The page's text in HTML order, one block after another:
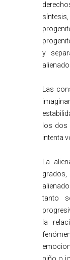
y
alienado.
Las
los dos
intenta
La
tanto
la